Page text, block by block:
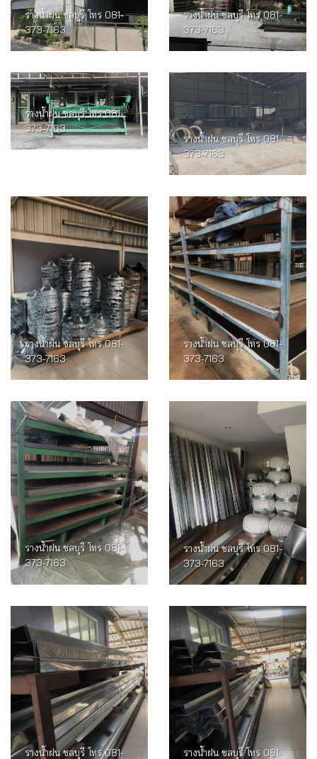
รางน้ำฝน ชลบุรี โทร 081-
373-7163
รางน้ำฝน ชลบุรี โทร 081-
373-7163
รางน้ำฝน ชลบุรี โทร 081-
373-7163
รางน้ำฝน ชลบุรี โทร 081-
373-7163
รางน้ำฝน ชลบุรี โทร 081-
373-7163
รางน้ำฝน ชลบุรี โทร 081-
373-7163
รางน้ำฝน ชลบุรี โทร 081-
373-7163
รางน้ำฝน ชลบุรี โทร 081-
373-7163
รางน้ำฝน ชลบุรี โทร 081- รางน้ำฝน ชลบุรี โทร 081-